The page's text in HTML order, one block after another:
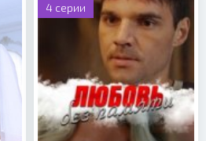
4 серии